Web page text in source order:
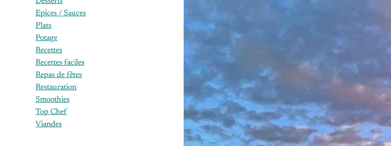
Epices / Sauces
Plats
Potage
Recettes
Recettes faciles
Repas de fêtes
Restauration
Smoothies
Top Chef
Viandes